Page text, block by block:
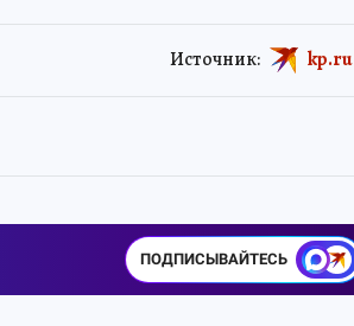
Источник: kp.ru
ПОДПИСЫВАЙТЕСЬ